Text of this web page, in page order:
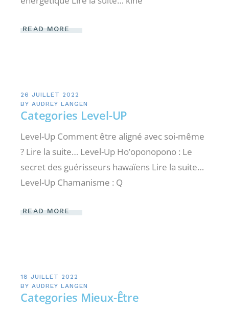
READ MORE
26 JUILLET 2022
BY AUDREY LANGEN
Categories Level-UP
Level-Up Comment être aligné avec soi-même
? Lire la suite… Level-Up Ho’oponopono : Le
secret des guérisseurs hawaïens Lire la suite…
Level-Up Chamanisme : Q
READ MORE
18 JUILLET 2022
BY AUDREY LANGEN
Categories Mieux-Être